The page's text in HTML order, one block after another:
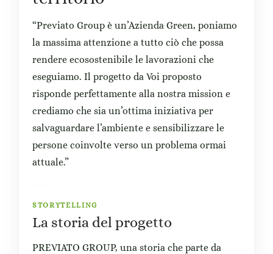
“Previato Group è un’Azienda Green, poniamo
la massima attenzione a tutto ciò che possa
rendere ecosostenibile le lavorazioni che
eseguiamo. Il progetto da Voi proposto
risponde perfettamente alla nostra mission e
crediamo che sia un’ottima iniziativa per
salvaguardare l’ambiente e sensibilizzare le
persone coinvolte verso un problema ormai
attuale.”
STORYTELLING
La storia del progetto
PREVIATO GROUP, una storia che parte da